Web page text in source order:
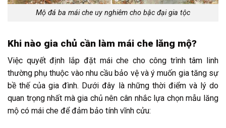
Mộ đá ba mái che uy nghiêm cho bậc đại gia tộc
Khi nào gia chủ cần làm mái che lăng mộ?
Việc quyết định lắp đặt mái che cho công trình tâm linh
thường phụ thuộc vào nhu cầu bảo vệ và ý muốn gia tăng sự
bề thế của gia đình. Dưới đây là những thời điểm và lý do
quan trọng nhất mà gia chủ nên cân nhắc lựa chọn mẫu lăng
mộ có mái che để đảm bảo tính vĩnh cửu: